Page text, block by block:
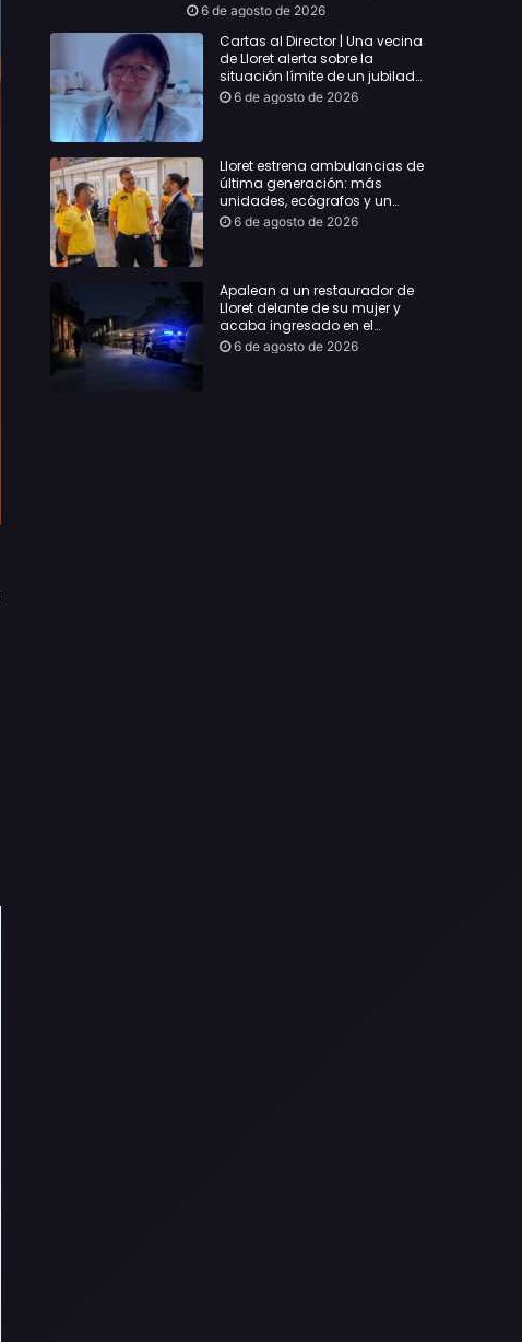
6 de agosto de 2026
Cartas al Director | Una vecina
de Lloret alerta sobre la
situación límite de un jubilado
de 65 años y pide una
6 de agosto de 2026
Lloret estrena ambulancias de
última generación: más
unidades, ecógrafos y un
servicio reforzado las 24 horas
6 de agosto de 2026
Apalean a un restaurador de
Lloret delante de su mujer y
acaba ingresado en el
Hospital Vall d’Hebron
6 de agosto de 2026